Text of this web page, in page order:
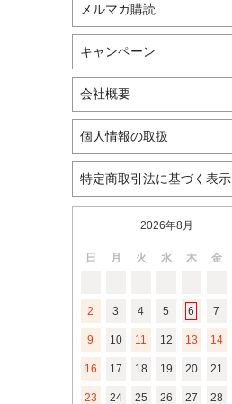
メルマガ購読
キャンペーン
会社概要
個人情報の取扱
特定商取引法に基づく表示
2026年8月
日 月 火 水 木 金
2 3 4 5 6 7
9 10 11 12 13 14
16 17 18 19 20 21
23 24 25 26 27 28